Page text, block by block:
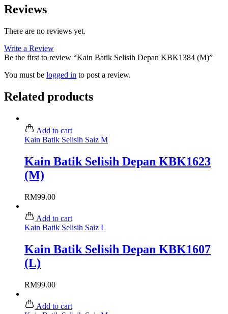
Reviews
There are no reviews yet.
Write a Review
Be the first to review “Kain Batik Selisih Depan KBK1384 (M)”
You must be logged in to post a review.
Related products
Add to cart
Kain Batik Selisih Saiz M
Kain Batik Selisih Depan KBK1623
(M)
RM99.00
Add to cart
Kain Batik Selisih Saiz L
Kain Batik Selisih Depan KBK1607
(L)
RM99.00
Add to cart